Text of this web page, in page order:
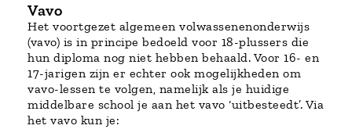
Vavo
Het voortgezet algemeen volwassenenonderwijs
(vavo) is in principe bedoeld voor 18-plussers die
hun diploma nog niet hebben behaald. Voor 16- en
17-jarigen zijn er echter ook mogelijkheden om
vavo-lessen te volgen, namelijk als je huidige
middelbare school je aan het vavo ‘uitbesteedt’. Via
het vavo kun je: